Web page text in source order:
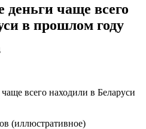
чаще всего
в прошлом году
(иллюстративное)